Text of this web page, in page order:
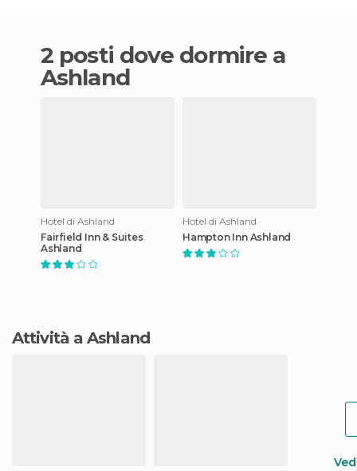
2 posti dove dormire a
Ashland
Hotel di Ashland
Fairfield Inn & Suites
Ashland
Hotel di Ashland
Hampton Inn Ashland
Attività a Ashland